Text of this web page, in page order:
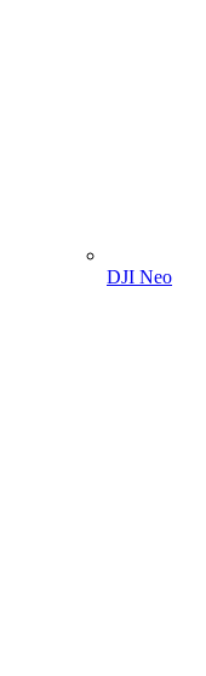
DJI Neo